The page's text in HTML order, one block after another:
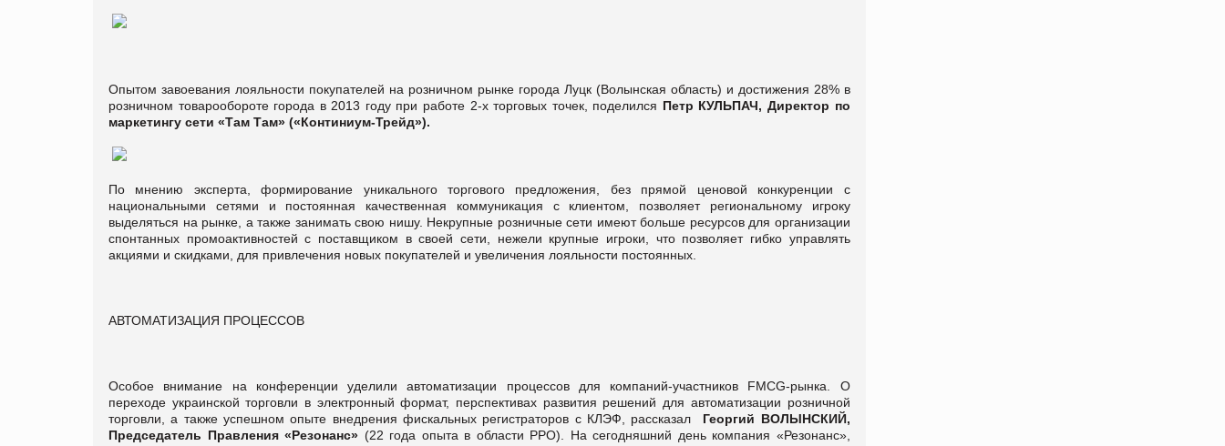
Опытом завоевания лояльности покупателей на розничном рынке города Луцк (Волынская область) и достижения 28% в
розничном товарообороте города в 2013 году при работе 2-х торговых точек, поделился Петр КУЛЬПАЧ, Директор по
маркетингу сети «Там Там» («Континиум-Трейд»).
По мнению эксперта, формирование уникального торгового предложения, без прямой ценовой конкуренции с
национальными сетями и постоянная качественная коммуникация с клиентом, позволяет региональному игроку
выделяться на рынке, а также занимать свою нишу. Некрупные розничные сети имеют больше ресурсов для организации
спонтанных промоактивностей с поставщиком в своей сети, нежели крупные игроки, что позволяет гибко управлять
акциями и скидками, для привлечения новых покупателей и увеличения лояльности постоянных.
АВТОМАТИЗАЦИЯ ПРОЦЕССОВ
Особое внимание на конференции уделили автоматизации процессов для компаний-участников FMCG-рынка. О
переходе украинской торговли в электронный формат, перспективах развития решений для автоматизации розничной
торговли, а также успешном опыте внедрения фискальных регистраторов с КЛЭФ, рассказал
Георгий ВОЛЫНСКИЙ,
Председатель Правления «Резонанс» (22 года опыта в области РРО). На сегодняшний день компания «Резонанс»,